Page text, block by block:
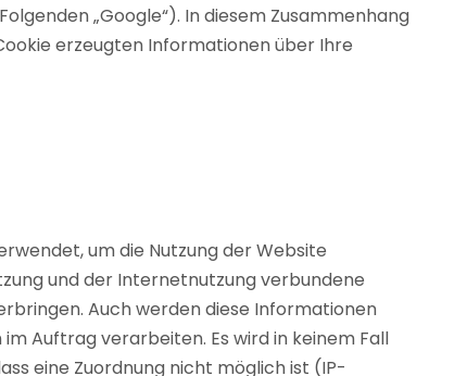
„Google“). In diesem Zusammenhang
erzeugten Informationen über Ihre
um die Nutzung der Website
und der Internetnutzung verbundene
Auch werden diese Informationen
Auftrag verarbeiten. Es wird in keinem Fall
eine Zuordnung nicht möglich ist (IP-